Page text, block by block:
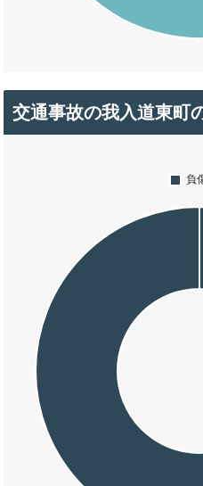
交通事故の我入道東町